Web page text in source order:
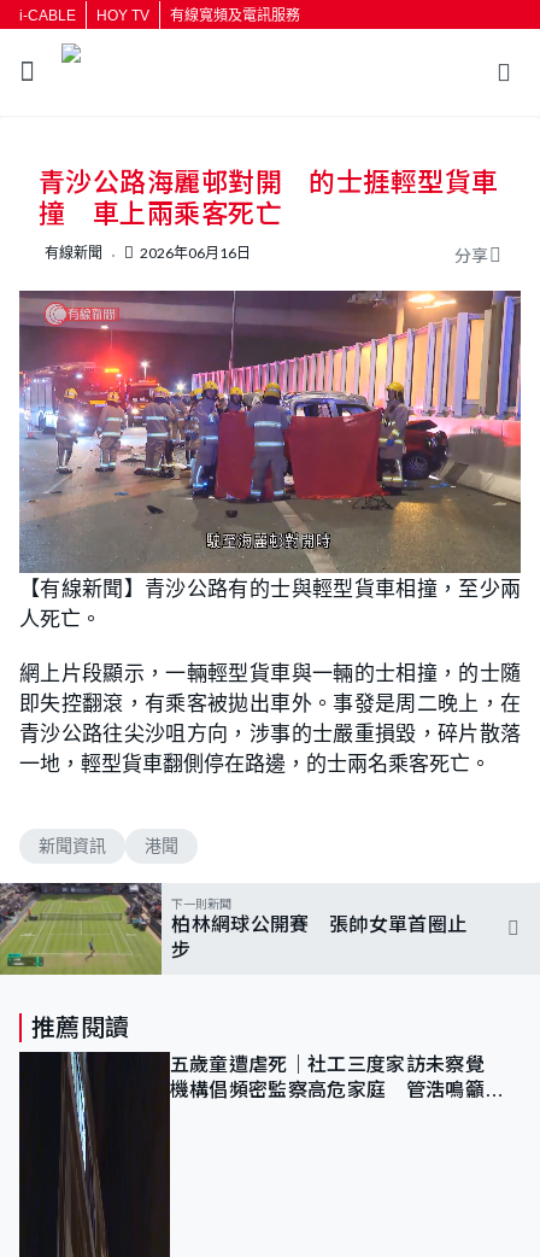
i-CABLE HOY TV 有線寬頻及電訊服務
按輸入鍵開始搜尋
青沙公路海麗邨對開 的士捱輕型貨車
撞 車上兩乘客死亡
有線新聞 2026年06月16日 分享
U
n
m
L
o
a
d
9
.
4
1
%
【有線新聞】青沙公路有的士與輕型貨車相撞，至少兩
人死亡。
網上片段顯示，一輛輕型貨車與一輛的士相撞，的士隨
即失控翻滾，有乘客被拋出車外。事發是周二晚上，在
青沙公路往尖沙咀方向，涉事的士嚴重損毀，碎片散落
一地，輕型貨車翻側停在路邊，的士兩名乘客死亡。
新聞資訊 港聞
下一則新聞
柏林網球公開賽 張帥女單首圈止
步
推薦閱讀
五歲童遭虐死｜社工三度家訪未察覺
機構倡頻密監察高危家庭 管浩鳴籲加